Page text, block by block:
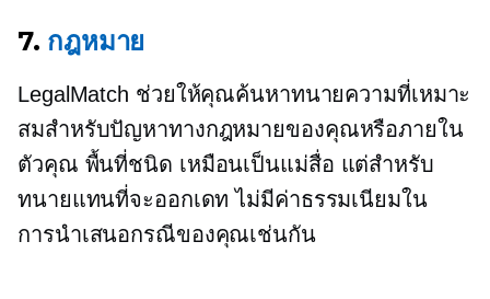
7. กฎหมาย
LegalMatch ช่วยให้คุณค้นหาทนายความที่เหมาะ
สมสำหรับปัญหาทางกฎหมายของคุณหรือภายใน
ตัวคุณ พื้นที่ชนิด เหมือนเป็นแม่สื่อ แต่สำหรับ
ทนายแทนที่จะออกเดท ไม่มีค่าธรรมเนียมใน
การนำเสนอกรณีของคุณเช่นกัน